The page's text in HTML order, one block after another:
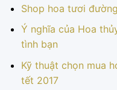
Shop hoa tươi
Ý nghĩa của Hoa
tình bạn
Kỹ thuật chọn mua
tết 2017